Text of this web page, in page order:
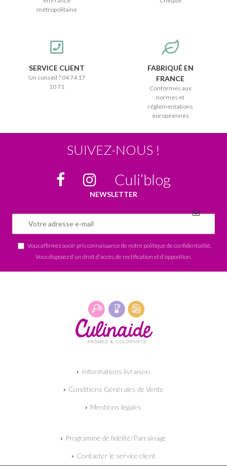
métropolitaine
SERVICE CLIENT
Un conseil ? 04 74 17
10 71
FABRIQUÉ EN
FRANCE
Conformes aux
normes et
réglementations
européennes
SUIVEZ-NOUS !
Culi’blog
NEWSLETTER
Vous affirmez avoir pris connaissance de notre politique de confidentialité
Vous disposez d'un droit d'accès, de rectification et d'opposition.
Informations livraison
Conditions Générales de Vente
Mentions légales
Programme de fidélité/Parrainage
Contacter le service client